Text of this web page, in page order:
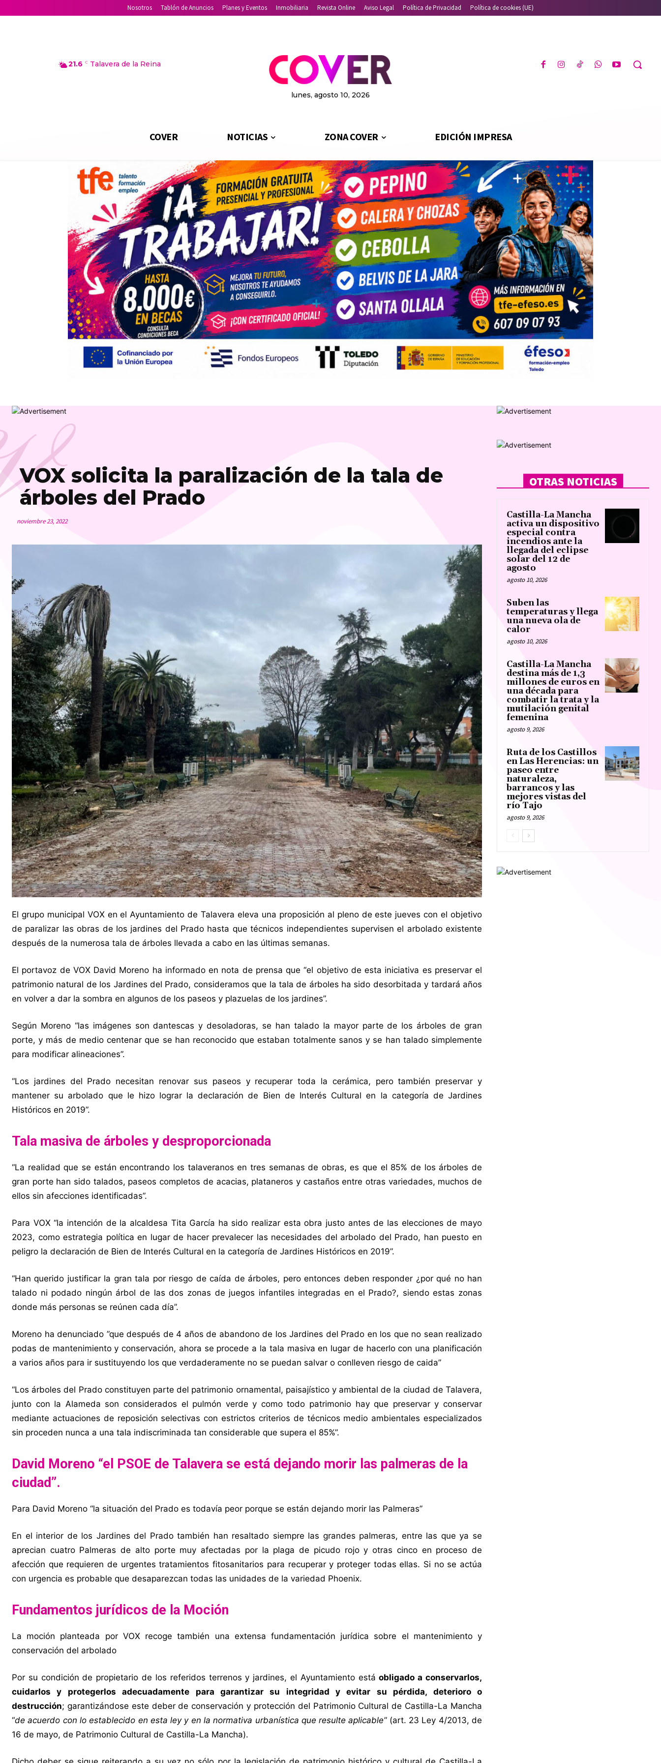
Nosotros Tablón de Anuncios Planes y Eventos Inmobiliaria Revista Online Aviso Legal Política de Privacidad Política de cookies (UE)
21.6 C Talavera de la Reina
lunes, agosto 10, 2026
COVER NOTICIAS ZONA COVER EDICIÓN IMPRESA
VOX solicita la paralización de la tala de
árboles del Prado
noviembre 23, 2022
El grupo municipal VOX en el Ayuntamiento de Talavera eleva una proposición al pleno de este jueves con el objetivo
de paralizar las obras de los jardines del Prado hasta que técnicos independientes supervisen el arbolado existente
después de la numerosa tala de árboles llevada a cabo en las últimas semanas.
El portavoz de VOX David Moreno ha informado en nota de prensa que “el objetivo de esta iniciativa es preservar el
patrimonio natural de los Jardines del Prado, consideramos que la tala de árboles ha sido desorbitada y tardará años
en volver a dar la sombra en algunos de los paseos y plazuelas de los jardines”.
Según Moreno “las imágenes son dantescas y desoladoras, se han talado la mayor parte de los árboles de gran
porte, y más de medio centenar que se han reconocido que estaban totalmente sanos y se han talado simplemente
para modificar alineaciones”.
“Los jardines del Prado necesitan renovar sus paseos y recuperar toda la cerámica, pero también preservar y
mantener su arbolado que le hizo lograr la declaración de Bien de Interés Cultural en la categoría de Jardines
Históricos en 2019”.
Tala masiva de árboles y desproporcionada
“La realidad que se están encontrando los talaveranos en tres semanas de obras, es que el 85% de los árboles de
gran porte han sido talados, paseos completos de acacias, plataneros y castaños entre otras variedades, muchos de
ellos sin afecciones identificadas”.
Para VOX “la intención de la alcaldesa Tita García ha sido realizar esta obra justo antes de las elecciones de mayo
2023, como estrategia política en lugar de hacer prevalecer las necesidades del arbolado del Prado, han puesto en
peligro la declaración de Bien de Interés Cultural en la categoría de Jardines Históricos en 2019”.
“Han querido justificar la gran tala por riesgo de caída de árboles, pero entonces deben responder ¿por qué no han
talado ni podado ningún árbol de las dos zonas de juegos infantiles integradas en el Prado?, siendo estas zonas
donde más personas se reúnen cada día”.
Moreno ha denunciado ”que después de 4 años de abandono de los Jardines del Prado en los que no sean realizado
podas de mantenimiento y conservación, ahora se procede a la tala masiva en lugar de hacerlo con una planificación
a varios años para ir sustituyendo los que verdaderamente no se puedan salvar o conlleven riesgo de caida”
“Los árboles del Prado constituyen parte del patrimonio ornamental, paisajístico y ambiental de la ciudad de Talavera,
junto con la Alameda son considerados el pulmón verde y como todo patrimonio hay que preservar y conservar
mediante actuaciones de reposición selectivas con estrictos criterios de técnicos medio ambientales especializados
sin proceden nunca a una tala indiscriminada tan considerable que supera el 85%”.
David Moreno “el PSOE de Talavera se está dejando morir las palmeras de la
ciudad”.
Para David Moreno “la situación del Prado es todavía peor porque se están dejando morir las Palmeras”
En el interior de los Jardines del Prado también han resaltado siempre las grandes palmeras, entre las que ya se
aprecian cuatro Palmeras de alto porte muy afectadas por la plaga de picudo rojo y otras cinco en proceso de
afección que requieren de urgentes tratamientos fitosanitarios para recuperar y proteger todas ellas. Si no se actúa
con urgencia es probable que desaparezcan todas las unidades de la variedad Phoenix.
Fundamentos jurídicos de la Moción
La moción planteada por VOX recoge también una extensa fundamentación jurídica sobre el mantenimiento y
conservación del arbolado
Por su condición de propietario de los referidos terrenos y jardines, el Ayuntamiento estáobligado a conservarlos,
cuidarlos y protegerlos adecuadamente para garantizar su integridad y evitar su pérdida, deterioro o
destrucción; garantizándose este deber de conservación y protección del Patrimonio Cultural de Castilla-La Mancha
“de acuerdo con lo establecido en esta ley y en la normativa urbanística que resulte aplicable” (art. 23 Ley 4/2013, de
16 de mayo, de Patrimonio Cultural de Castilla-La Mancha).
OTRAS NOTICIAS
Castilla-La Mancha
activa un dispositivo
especial contra
incendios ante la
llegada del eclipse
solar del 12 de
agosto
agosto 10, 2026
Suben las
temperaturas y llega
una nueva ola de
calor
agosto 10, 2026
Castilla-La Mancha
destina más de 1,3
millones de euros en
una década para
combatir la trata y la
mutilación genital
femenina
agosto 9, 2026
Ruta de los Castillos
en Las Herencias: un
paseo entre
naturaleza,
barrancos y las
mejores vistas del
río Tajo
agosto 9, 2026